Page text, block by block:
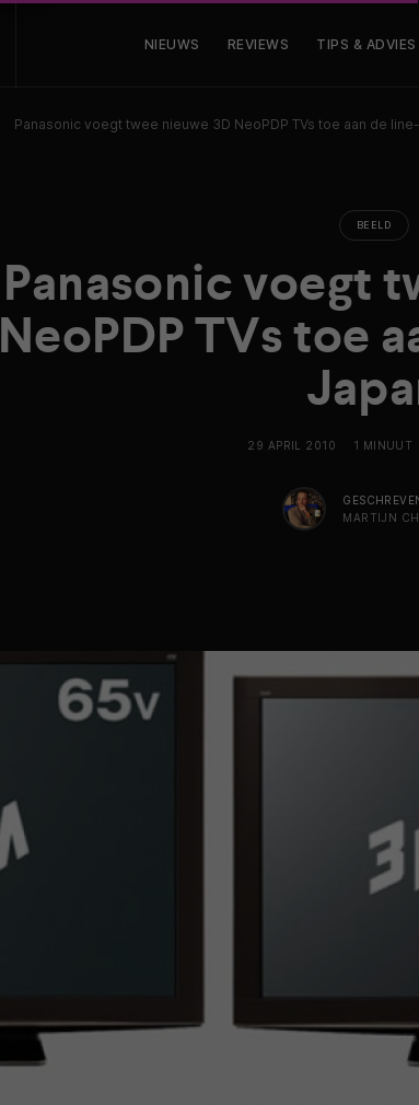
NIEUWS REVIEWS TIPS & ADVIES
Panasonic voegt twee nieuwe 3D NeoPDP TVs toe aan de
BEELD
Panasonic voegt
NeoPDP TVs toe
29 APRIL 2010 1 MINUUT
MARTIJN